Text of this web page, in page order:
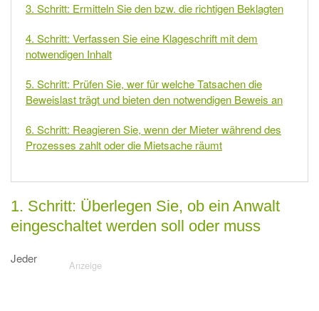
3. Schritt: Ermitteln Sie den bzw. die richtigen Beklagten
4. Schritt: Verfassen Sie eine Klageschrift mit dem
notwendigen Inhalt
5. Schritt: Prüfen Sie, wer für welche Tatsachen die
Beweislast trägt und bieten den notwendigen Beweis an
6. Schritt: Reagieren Sie, wenn der Mieter während des
Prozesses zahlt oder die Mietsache räumt
1. Schritt: Überlegen Sie, ob ein Anwalt
eingeschaltet werden soll oder muss
Jeder